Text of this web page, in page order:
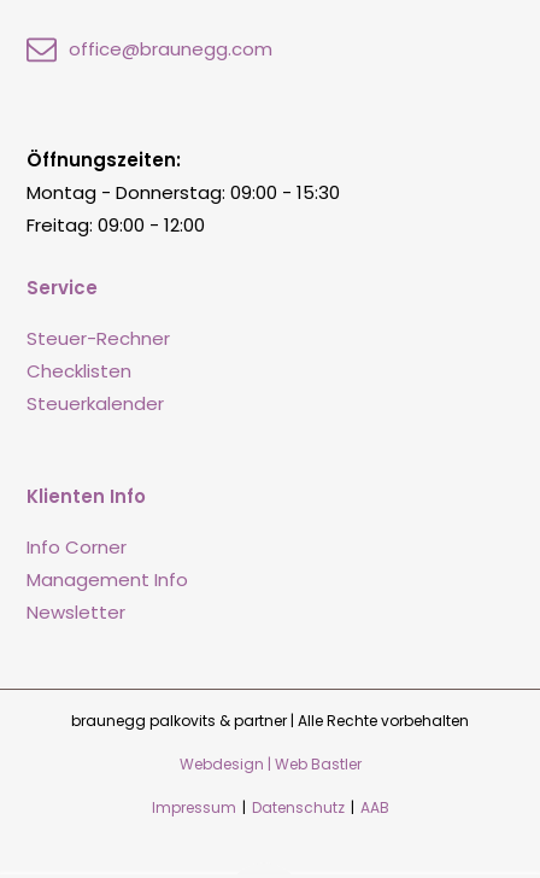
office@braunegg.com
Service
Steuer-Rechner
Checklisten
Steuerkalender
Klienten Info
Info Corner
Management Info
Newsletter
Öffnungszeiten:
Montag - Donnerstag: 09:00 - 15:30
Freitag: 09:00 - 12:00
braunegg palkovits & partner | Alle Rechte vorbehalten
Webdesign | Web Bastler
Impressum | Datenschutz | AAB